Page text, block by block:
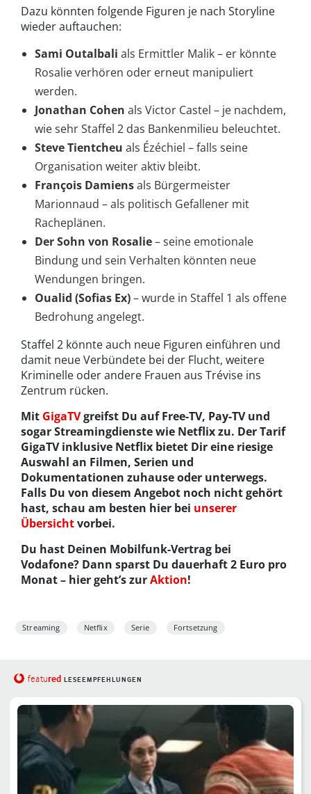
Dazu könnten folgende Figuren je nach Storyline
wieder auftauchen:
Sami Outalbali als Ermittler Malik – er könnte
Rosalie verhören oder erneut manipuliert
werden.
Jonathan Cohen als Victor Castel – je nachdem,
wie sehr Staffel 2 das Bankenmilieu beleuchtet.
Steve Tientcheu als Ézéchiel – falls seine
Organisation weiter aktiv bleibt.
François Damiensals Bürgermeister
Marionnaud – als politisch Gefallener mit
Racheplänen.
Der Sohn von Rosalie– seine emotionale
Bindung und sein Verhalten könnten neue
Wendungen bringen.
Oualid (Sofias Ex)– wurde in Staffel 1 als offene
Bedrohung angelegt.
Staffel 2 könnte auch neue Figuren einführen und
damit neue Verbündete bei der Flucht, weitere
Kriminelle oder andere Frauen aus Trévise ins
Zentrum rücken.
Mit GigaTVgreifst Du auf Free-TV, Pay-TV und
sogar Streamingdienste wie Netflix zu. Der Tarif
GigaTV inklusive Netflix bietet Dir eine riesige
Auswahl an Filmen, Serien und
Dokumentationen zuhause oder unterwegs.
Falls Du von diesem Angebot noch nicht gehört
hast, schau am besten hier bei unserer
Übersichtvorbei.
Du hast Deinen Mobilfunk-Vertrag bei
Vodafone? Dann sparst Du dauerhaft 2 Euro pro
Monat – hier geht’s zurAktion!
Streaming Netflix Serie Fortsetzung
featured LESEEMPFEHLUNGEN